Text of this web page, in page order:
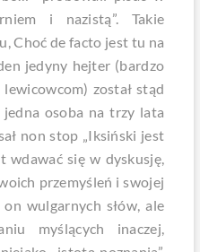
i nazistą”. Takie
Choć de facto jest tu na
jedyny hejter (bardzo
został stąd
osoba na trzy lata
non stop „Iksiński jest
wdawać się w dyskusję,
przemyśleń i swojej
wulgarnych słów, ale
myślących inaczej,